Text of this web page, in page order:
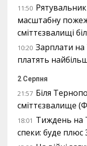
11:50
масштабну
сміттєзвалищі
10:20 Зарплати на
платять
2 Серпня
21:57 Біля
сміттєзвалище
18:01 Тиждень на
спеки: буде плюс